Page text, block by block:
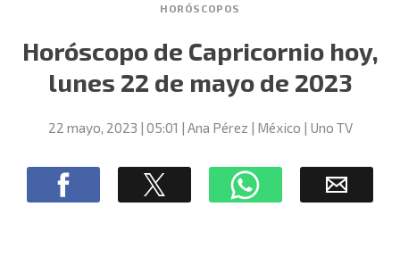
HORÓSCOPOS
Horóscopo de Capricornio hoy,
lunes 22 de mayo de 2023
22 mayo, 2023 | 05:01 Ana Pérez | México | Uno TV